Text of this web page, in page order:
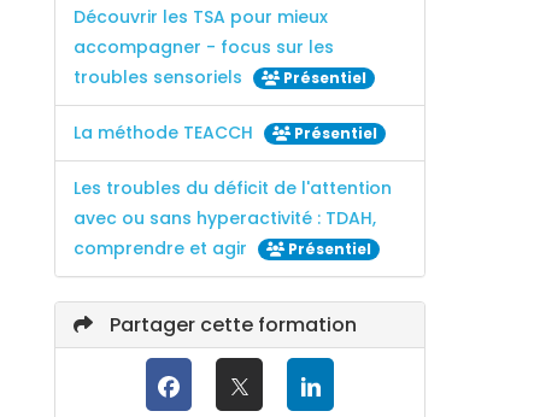
Découvrir les TSA pour mieux
accompagner - focus sur les
troubles sensoriels
Présentiel
La méthode TEACCH Présentiel
Les troubles du déficit de l'attention
avec ou sans hyperactivité : TDAH,
comprendre et agir
Présentiel
Partager cette formation